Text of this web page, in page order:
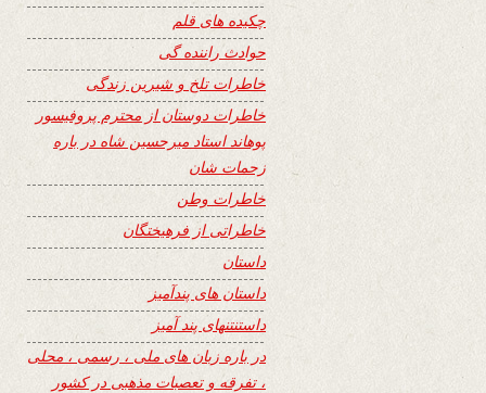
چکیده های قلم
حوادث راننده گی
خاطرات تلخ و شیرین زندگی
خاطرات دوستان از محترم پروفیسور
پوهاند استاد میرحسین شاه در باره
زحمات شان
خاطرات وطن
خاطراتی از فرهیختگان
داستان
داستان های پندآمیز
داستنتنهای پند آمیز
در باره زبان های ملی ، رسمی ، محلی
، تفرقه و تعصبات مذهبی در کشور